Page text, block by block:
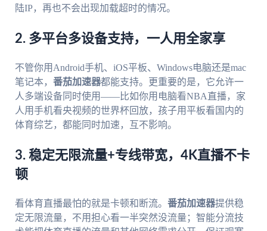
陆IP，再也不会出现加载超时的情况。
2. 多平台多设备支持，一人用全家享
不管你用Android手机、iOS平板、Windows电脑还是mac
笔记本， 番茄加速器都能支持。更重要的是，它允许一
人多端设备同时使用——比如你用电脑看NBA直播，家
人用手机看央视频的世界杯回放，孩子用平板看国内的
体育综艺，都能同时加速，互不影响。
3. 稳定无限流量+专线带宽，4K直播不卡
顿
看体育直播最怕的就是卡顿和断流。 番茄加速器提供稳
定无限流量，不用担心看一半突然没流量；智能分流技